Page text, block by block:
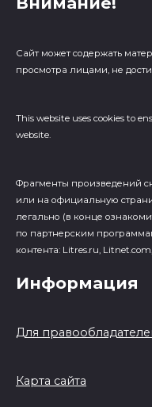
Сайт может содержать
просмотра лицами, не
This website uses cookies to
website.
Фрагменты произведений
или на официальную
легально (в конце
по партнерским
контента: Litres.ru,
Информация
Для
Карта сайта